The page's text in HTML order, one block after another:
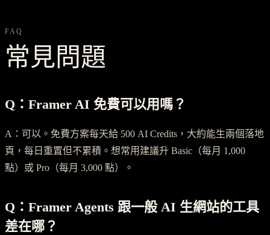
FAQ
常見問題
Q：Framer AI 免費可以用嗎？
A：可以。免費方案每天給 500 AI Credits，大約能生兩個落地
頁，每日重置但不累積。想常用建議升 Basic（每月 1,000
點）或 Pro（每月 3,000 點）。
Q：Framer Agents 跟一般 AI 生網站的工具
差在哪？